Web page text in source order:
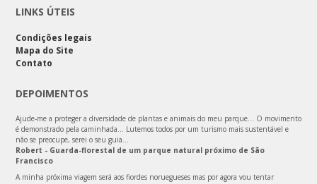
LINKS ÚTEIS
Condições legais
Mapa do Site
Contato
DEPOIMENTOS
Ajude-me a proteger a diversidade de plantas e animais do meu parque… O movimento
é demonstrado pela caminhada… Lutemos todos por um turismo mais sustentável e
não se preocupe, serei o seu guia…
Robert - Guarda-florestal de um parque natural próximo de São
Francisco
A minha próxima viagem será aos fiordes noruegueses mas por agora vou tentar